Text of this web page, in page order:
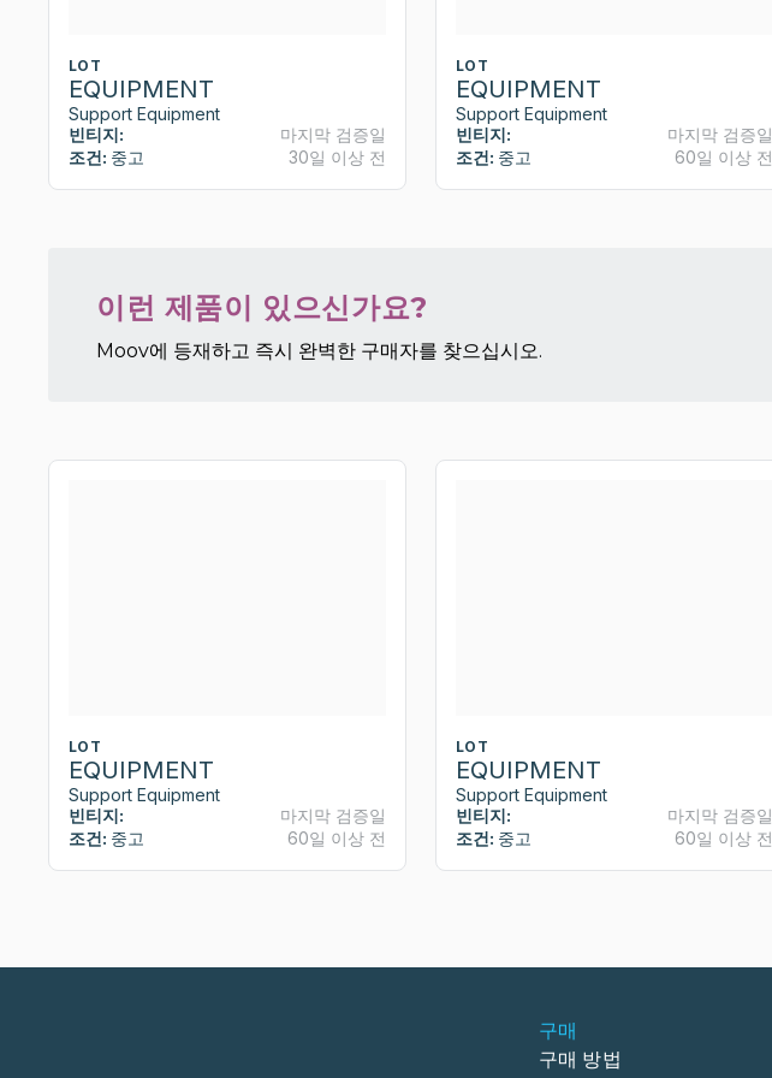
LOT
EQUIPMENT
Support Equipment
빈티지:
조건: 중고
마지막 검증일
30일 이상 전
LOT
EQUIPMENT
Support Equipment
빈티지:
조건: 중고
마지막 검증일
60일 이상 전
이런 제품이 있으신가요?
Moov에 등재하고 즉시 완벽한 구매자를 찾으십시오.
LOT
EQUIPMENT
Support Equipment
빈티지:
조건: 중고
마지막 검증일
60일 이상 전
LOT
EQUIPMENT
Support Equipment
빈티지:
조건: 중고
마지막 검증일
60일 이상 전
구매
구매 방법